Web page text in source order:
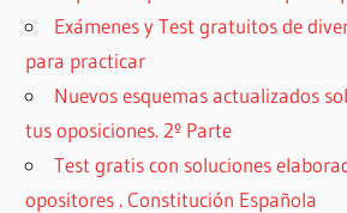
Exámenes y Test gratuitos de
para practicar
Nuevos esquemas actualizados
tus oposiciones. 2º Parte
Test gratis con soluciones
opositores . Constitución Española